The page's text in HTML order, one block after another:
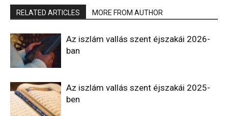
RELATED ARTICLES MORE FROM AUTHOR
Az iszlám vallás szent éjszakái 2026-
ban
Az iszlám vallás szent éjszakái 2025-
ben